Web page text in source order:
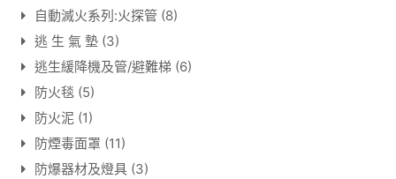
自動滅火系列:火探管 (8)
逃 生 氣 墊 (3)
逃生緩降機及管/避難梯 (6)
防火毯 (5)
防火泥 (1)
防煙毒面罩 (11)
防爆器材及燈具 (3)